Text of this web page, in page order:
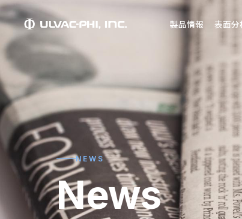
製品情報 表面分
NEWS
News